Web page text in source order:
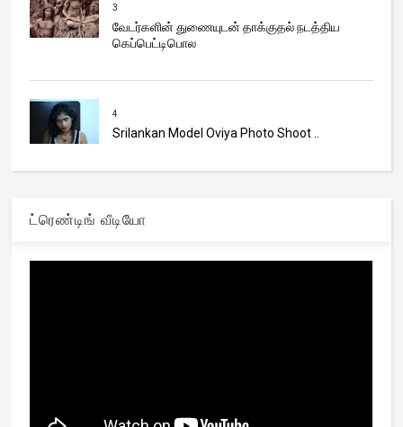
3
வேடர்களின் துணையுடன் தாக்குதல் நடத்திய
கெப்பெட்டிபொல
4
Srilankan Model Oviya Photo Shoot ..
ட்ரெண்டிங் வீடியோ